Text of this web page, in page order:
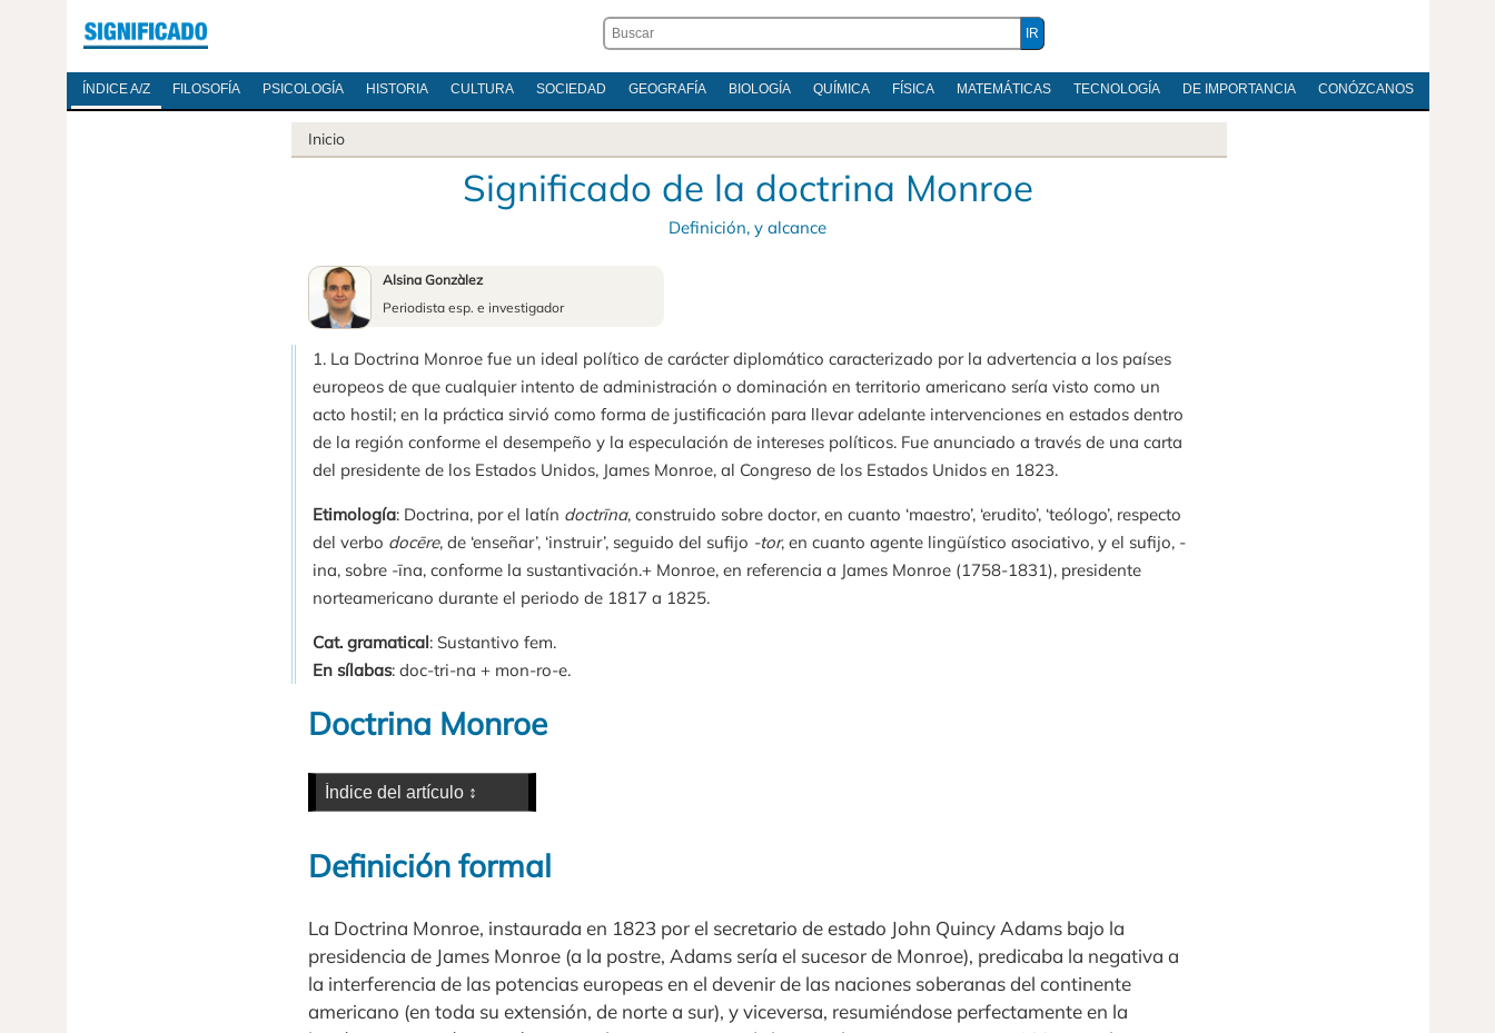
ÍNDICE A/Z FILOSOFÍA PSICOLOGÍA HISTORIA CULTURA SOCIEDAD GEOGRAFÍA BIOLOGÍA QUÍMICA FÍSICA MATEMÁTICAS TECNOLOGÍA DE IMPORTANCIA CONÓZCANOS
Inicio
Significado de la doctrina Monroe
Definición, y alcance
Alsina Gonzàlez
Periodista esp. e investigador
1. La Doctrina Monroe fue un ideal político de carácter diplomático caracterizado por la advertencia a los países
europeos de que cualquier intento de administración o dominación en territorio americano sería visto como un
acto hostil; en la práctica sirvió como forma de justificación para llevar adelante intervenciones en estados dentro
de la región conforme el desempeño y la especulación de intereses políticos. Fue anunciado a través de una carta
del presidente de los Estados Unidos, James Monroe, al Congreso de los Estados Unidos en 1823.
Etimología: Doctrina, por el latín doctrīna, construido sobre doctor, en cuanto ‘maestro’, ‘erudito’, ‘teólogo’, respecto
del verbo docēre, de ‘enseñar’, ‘instruir’, seguido del sufijo -tor, en cuanto agente lingüístico asociativo, y el sufijo, -
ina, sobre -īna, conforme la sustantivación.+ Monroe, en referencia a James Monroe (1758-1831), presidente
norteamericano durante el periodo de 1817 a 1825.
Cat. gramatical: Sustantivo fem.
En sílabas: doc-tri-na + mon-ro-e.
Doctrina Monroe
Definición formal
La Doctrina Monroe, instaurada en 1823 por el secretario de estado John Quincy Adams bajo la
presidencia de James Monroe (a la postre, Adams sería el sucesor de Monroe), predicaba la negativa a
la interferencia de las potencias europeas en el devenir de las naciones soberanas del continente
americano (en toda su extensión, de norte a sur), y viceversa, resumiéndose perfectamente en la